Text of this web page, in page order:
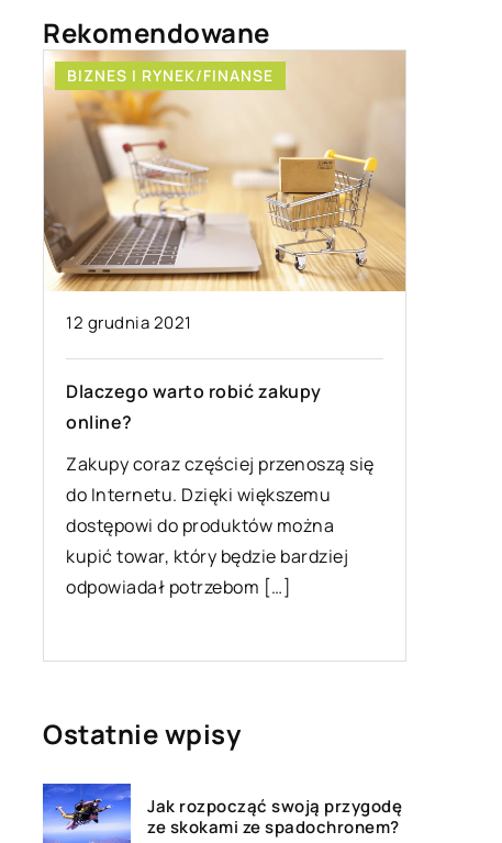
Rekomendowane
BIZNES I RYNEK/FINANSE
12 grudnia 2021
Dlaczego warto robić zakupy
online?
Zakupy coraz częściej przenoszą się
do Internetu. Dzięki większemu
dostępowi do produktów można
kupić towar, który będzie bardziej
odpowiadał potrzebom […]
Ostatnie wpisy
Jak rozpocząć swoją przygodę
ze skokami ze spadochronem?